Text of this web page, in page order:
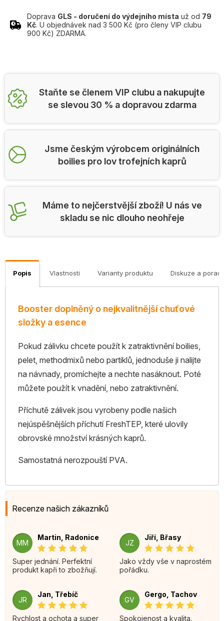
Doprava GLS - doručení do výdejního místa už od 79
Kč. U objednávek nad 3 500 Kč (pro členy VIP clubu
900 Kč) ZDARMA.
Staňte se členem VIP clubu a nakupujte
se slevou 30 % a dopravou zdarma
Jsme českým výrobcem originálních
boilies pro lov trofejních kaprů
Máme to nejčerstvější zboží! U nás ve
skladu se nic dlouho neohřeje
Popis Vlastnosti Varianty produktu Diskuze a
Booster doplněný o nejkvalitnější chuťové
složky a esence
Pokud zálivku chcete použít k zatraktivnění boilies,
pelet, methodmixů nebo partiklů, jednoduše ji nalijte
na návnady, promíchejte a nechte nasáknout. Poté
můžete použít k vnadění, nebo zatraktivnění.
Příchutě zálivek jsou vyrobeny podle našich
nejúspěšnějších příchutí FreshTEP, které ulovily
obrovské množství krásných kaprů.
Samostatná nerozpouští PVA.
Recenze našich zákazníků
MM
Martin, Radonice
Super jednání. Perfektní
produkt kapři to zbožňují.
JZ
Jiří, Břasy
Jako vždy vše v naprostém
pořádku.
JR
Jan, Třebíč
Rychlost a ochota a super
GV
Gergo, Tachov
Spokojenost a kvalita.